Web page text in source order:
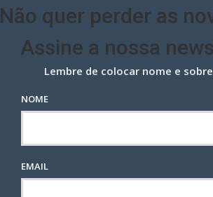
“SE ENFRENTAM” EM AÇÃO DE MATURATTA
“se enfrentam” em
Não quer perder as
Assine a nossa
Lembre de colocar nome e
NOME
EMAIL